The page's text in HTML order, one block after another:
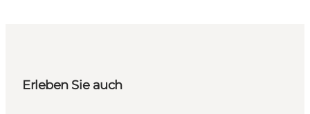
Erleben Sie auch